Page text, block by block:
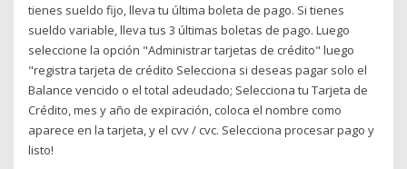
tienes sueldo fijo, lleva tu última boleta de pago. Si tienes
sueldo variable, lleva tus 3 últimas boletas de pago. Luego
seleccione la opción "Administrar tarjetas de crédito" luego
"registra tarjeta de crédito Selecciona si deseas pagar solo el
Balance vencido o el total adeudado; Selecciona tu Tarjeta de
Crédito, mes y año de expiración, coloca el nombre como
aparece en la tarjeta, y el cvv / cvc. Selecciona procesar pago y
listo!